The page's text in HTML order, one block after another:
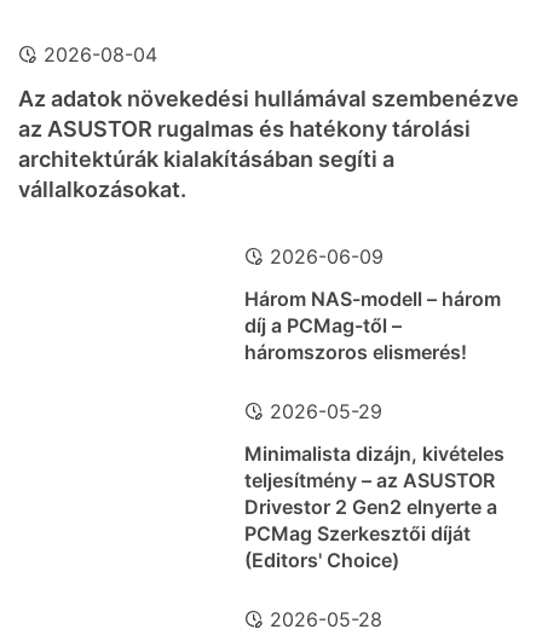
2026-08-04
Az adatok növekedési hullámával szembenézve
az ASUSTOR rugalmas és hatékony tárolási
architektúrák kialakításában segíti a
vállalkozásokat.
2026-06-09
Három NAS-modell – három
díj a PCMag-től –
háromszoros elismerés!
2026-05-29
Minimalista dizájn, kivételes
teljesítmény – az ASUSTOR
Drivestor 2 Gen2 elnyerte a
PCMag Szerkesztői díját
(Editors' Choice)
2026-05-28